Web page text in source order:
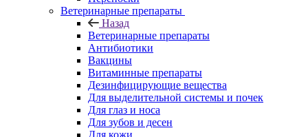
Ветеринарные препараты
Назад
Ветеринарные препараты
Антибиотики
Вакцины
Витаминные препараты
Дезинфицирующие вещества
Для выделительной системы и почек
Для глаз и носа
Для зубов и десен
Для кожи